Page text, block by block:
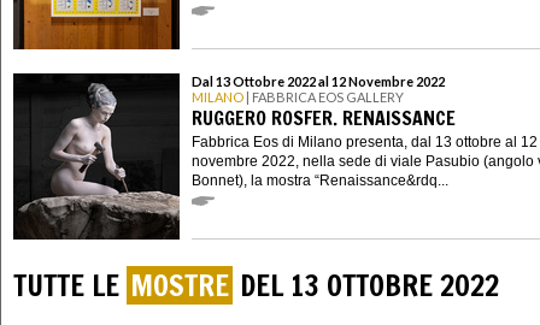
Dal 13 Ottobre 2022 al 12 Novembre 2022
MILANO | FABBRICA EOS GALLERY
RUGGERO ROSFER. RENAISSANCE
Fabbrica Eos di Milano presenta, dal 13 ottobre al 12
novembre 2022, nella sede di viale Pasubio (angolo
Bonnet), la mostra “Renaissance&rdq...
TUTTE LE MOSTRE DEL 13 OTTOBRE 2022